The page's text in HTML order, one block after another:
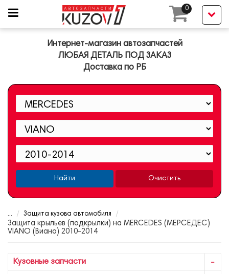
0
Интернет-магазин автозапчастей
ЛЮБАЯ ДЕТАЛЬ ПОД ЗАКАЗ
Доставка по РБ
Найти Очистить
... Защита кузова автомобиля
Защита крыльев (подкрылки) на MERCEDES (МЕРСЕДЕС)
VIANO (Виано) 2010-2014
Кузовные запчасти